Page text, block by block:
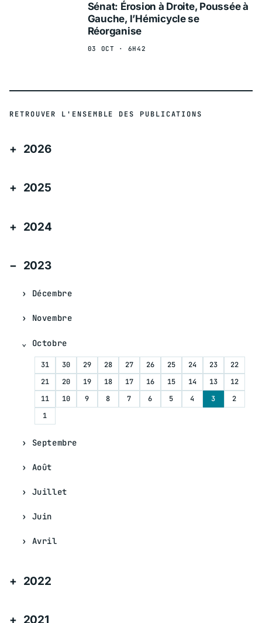
Sénat: Érosion à Droite, Poussée à
Gauche, l’Hémicycle se
Réorganise
03 OCT · 6H42
RETROUVER L'ENSEMBLE DES PUBLICATIONS
2026
2025
2024
2023
Décembre
Novembre
Octobre
31 30 29 28 27 26 25 24 23
22
21
20 19 18 17 16 15 14 13
12
11
10 9 8 7 6 5 4 3
2
1
Septembre
Août
Juillet
Juin
Avril
2022
2021